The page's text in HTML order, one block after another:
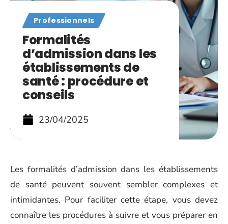
Professionnels
Formalités
d’admission dans les
établissements de
santé : procédure et
conseils
23/04/2025
Les formalités d’admission dans les établissements
de santé peuvent souvent sembler complexes et
intimidantes. Pour faciliter cette étape, vous devez
connaître les procédures à suivre et vous préparer en